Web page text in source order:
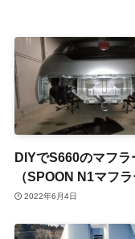
DIYでS660のマフラ
（SPOON N1マフラ
2022年6月4日